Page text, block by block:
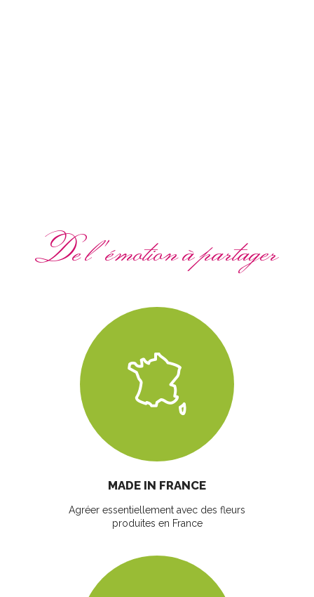
De l'émotion à partager
MADE IN FRANCE
Agréer essentiellement avec des fleurs
produites en France